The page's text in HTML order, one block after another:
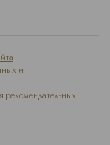
и
рекомендательных